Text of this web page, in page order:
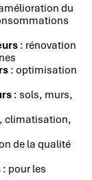
du
: rénovation
: optimisation
: sols, murs,
climatisation,
de la qualité
: pour les